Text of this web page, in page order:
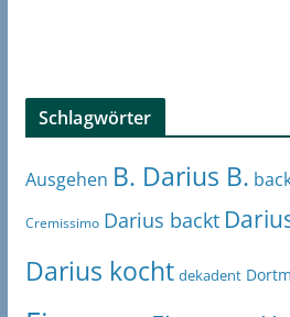
Schlagwörter
Ausgehen B. Darius B.
Cremissimo Darius backt
Darius kocht dekadent